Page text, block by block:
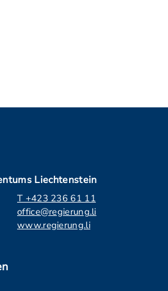
Liechtenstein
T +423 236 61 11
office@regierung.li
www.regierung.li